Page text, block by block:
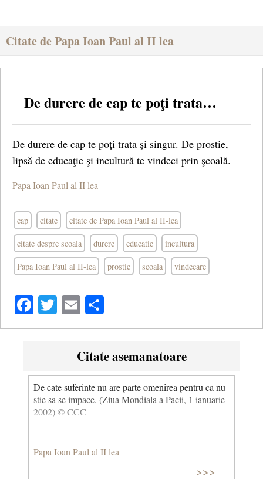
Citate de Papa Ioan Paul al II lea
De durere de cap te poţi trata…
De durere de cap te poţi trata şi singur. De prostie,
lipsă de educaţie şi incultură te vindeci prin şcoală.
Papa Ioan Paul al II lea
cap citate citate de Papa Ioan Paul al II-lea
citate despre scoala durere educatie incultura
Papa Ioan Paul al II-lea prostie scoala vindecare
Facebook
Twitter
Email
Citate asemanatoare
De cate suferinte nu are parte omenirea pentru ca nu
stie sa se impace. (Ziua Mondiala a Pacii, 1 ianuarie
2002) © CCC
Papa Ioan Paul al II lea
>>>